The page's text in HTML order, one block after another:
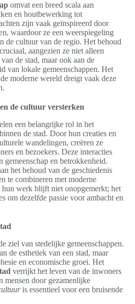
omvat een breed scala aan
en houtbewerking tot
zijn vaak geïnspireerd door
waardoor ze een weerspiegeling
de cultuur van de regio. Het behoud
aangezien ze niet alleen
de stad, maar ook aan de
van lokale gemeenschappen. Het
moderne wereld dreigt vaak deze
de cultuur versterken
een belangrijke rol in het
de stad. Door hun creaties en
wandelingen, creëren ze
en bezoekers. Deze interacties
gemeenschap en betrokkenheid.
het behoud van de geschiedenis
te combineren met moderne
werk blijft niet onopgemerkt; het
om dezelfde passie voor ambacht en
ziel van stedelijke gemeenschappen.
de esthetiek van een stad, maar
en economische groei. Het
verrijkt het leven van de inwoners
mensen door gezamenlijke
is essentieel voor een bruisende